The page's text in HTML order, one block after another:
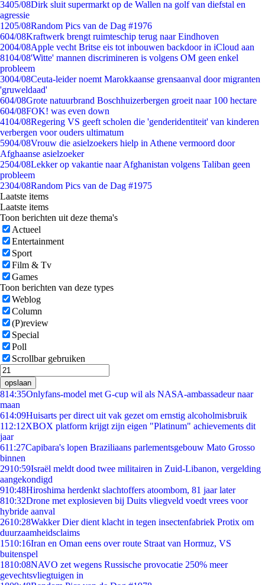
3405/08Dirk sluit supermarkt op de Wallen na golf van diefstal en
agressie
1205/08Random Pics van de Dag #1976
604/08Kraftwerk brengt ruimteschip terug naar Eindhoven
2004/08Apple vecht Britse eis tot inbouwen backdoor in iCloud aan
8104/08'Witte' mannen discrimineren is volgens OM geen enkel
probleem
3004/08Ceuta-leider noemt Marokkaanse grensaanval door migranten
'gruweldaad'
604/08Grote natuurbrand Boschhuizerbergen groeit naar 100 hectare
604/08FOK! was even down
4104/08Regering VS geeft scholen die 'genderidentiteit' van kinderen
verbergen voor ouders ultimatum
5904/08Vrouw die asielzoekers hielp in Athene vermoord door
Afghaanse asielzoeker
2504/08Lekker op vakantie naar Afghanistan volgens Taliban geen
probleem
2304/08Random Pics van de Dag #1975
Laatste items
Laatste items
Toon berichten uit deze thema's
Actueel
Entertainment
Sport
Film & Tv
Games
Toon berichten van deze types
Weblog
Column
(P)review
Special
Poll
Scrollbar gebruiken
opslaan
814:35Onlyfans-model met G-cup wil als NASA-ambassadeur naar
maan
614:09Huisarts per direct uit vak gezet om ernstig alcoholmisbruik
112:12XBOX platform krijgt zijn eigen "Platinum" achievements dit
jaar
611:27Capibara's lopen Braziliaans parlementsgebouw Mato Grosso
binnen
2910:59Israël meldt dood twee militairen in Zuid-Libanon, vergelding
aangekondigd
910:48Hiroshima herdenkt slachtoffers atoombom, 81 jaar later
810:32Drone met explosieven bij Duits vliegveld voedt vrees voor
hybride aanval
2610:28Wakker Dier dient klacht in tegen insectenfabriek Protix om
duurzaamheidsclaims
1510:16Iran en Oman eens over route Straat van Hormuz, VS
buitenspel
1810:08NAVO zet wegens Russische provocatie 250% meer
gevechtsvliegtuigen in